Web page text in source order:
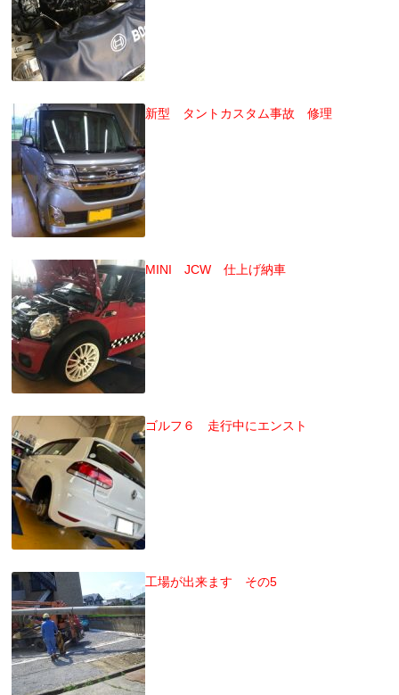
新型 タントカスタム事故 修理
MINI JCW 仕上げ納車
ゴルフ６ 走行中にエンスト
工場が出来ます その5